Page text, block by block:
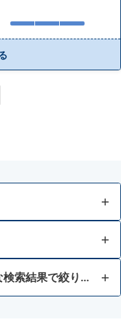
出産予定・授乳中の方が服用可能な検索結果で絞り込む